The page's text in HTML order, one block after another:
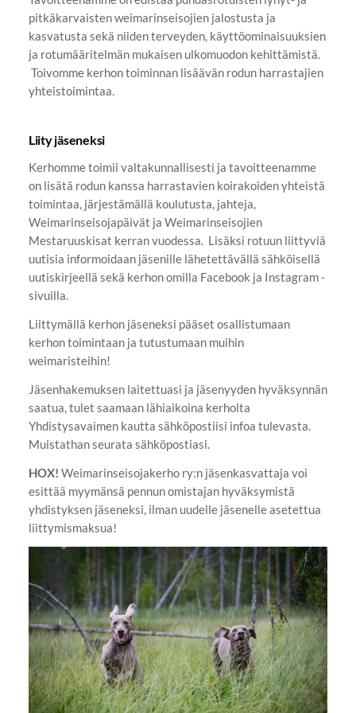
pitkäkarvaisten weimarinseisojien jalostusta ja
kasvatusta sekä niiden terveyden, käyttöominaisuuksien
ja rotumääritelmän mukaisen ulkomuodon kehittämistä.
Toivomme kerhon toiminnan lisäävän rodun harrastajien
yhteistoimintaa.
Liity jäseneksi
Kerhomme toimii valtakunnallisesti ja tavoitteenamme
on lisätä rodun kanssa harrastavien koirakoiden yhteistä
toimintaa, järjestämällä koulutusta, jahteja,
Weimarinseisojapäivät ja Weimarinseisojien
Mestaruuskisat kerran vuodessa. Lisäksi rotuun liittyviä
uutisia informoidaan jäsenille lähetettävällä sähköisellä
uutiskirjeellä sekä kerhon omilla Facebook ja Instagram -
sivuilla.
Liittymällä kerhon jäseneksi pääset osallistumaan
kerhon toimintaan ja tutustumaan muihin
weimaristeihin!
Jäsenhakemuksen laitettuasi ja jäsenyyden hyväksynnän
saatua, tulet saamaan lähiaikoina kerholta
Yhdistysavaimen kautta sähköpostiisi infoa tulevasta.
Muistathan seurata sähköpostiasi.
HOX! Weimarinseisojakerho ry:n jäsenkasvattaja voi
esittää myymänsä pennun omistajan hyväksymistä
yhdistyksen jäseneksi, ilman uudelle jäsenelle asetettua
liittymismaksua!